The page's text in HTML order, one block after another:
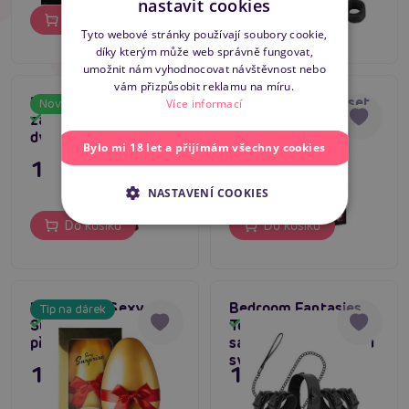
Novinka
Bad Kitty Door Swing,
závěsná houpačka na
dveře
Skladem
1 195 Kč
Do košíku
Pásový bondage set
449 Kč
Do košíku
Tip na dárek
Loveboxxx Sexy
Surprise Egg,
překvapení pro páry
Skladem
1 495 Kč
Bedroom Fantasies
Total Restraint Set,
sada ke kompletnímu
svázání
1 095 Kč
ENGLISH
nastavit cookies
Tyto webové stránky používají soubory cookie,
díky kterým může web správně fungovat,
umožnit nám vyhodnocovat návštěvnost nebo
vám přizpůsobit reklamu na míru.
Více informací
Bylo mi 18 let a přijímám všechny cookies
NASTAVENÍ COOKIES